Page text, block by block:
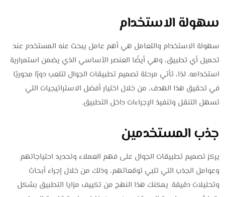
سهولة الاستخدام
سهولة الاستخدام والتعامل هي أهم عامل يبحث عنه المستخدم عند
تحميل أي تطبيق، وهي أيضًا العنصر الأساسي الذي يضمن استمرارية
استخدامه. لذا، تأتي مرحلة تصميم تطبيقات الجوال لتلعب دورًا محوريًا
في تحقيق هذا الهدف، من خلال اختيار أفضل الاستراتيجيات التي
تسهل التنقل وتنفيذ الإجراءات داخل التطبيق.
جذب المستخدمين
يركز تصميم تطبيقات الجوال على فهم العملاء وتحديد احتياجاتهم
وعوامل الجذب التي تلبي توقعاتهم، وذلك من خلال إجراء أبحاث
وتحليلات دقيقة. يمكنك هذا النهج من تكييف مزايا التطبيق بشكل